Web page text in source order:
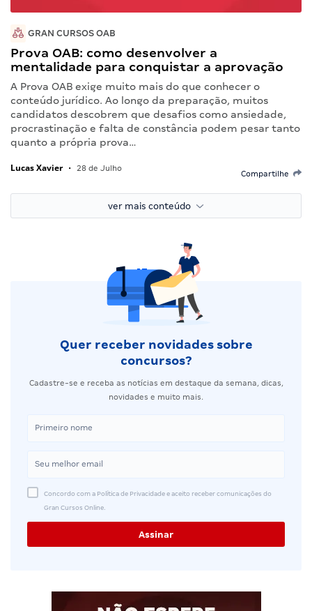
GRAN CURSOS OAB
Prova OAB: como desenvolver a
mentalidade para conquistar a aprovação
A Prova OAB exige muito mais do que conhecer o
conteúdo jurídico. Ao longo da preparação, muitos
candidatos descobrem que desafios como ansiedade,
procrastinação e falta de constância podem pesar tanto
quanto a própria prova…
Lucas Xavier • 28 de Julho
Compartilhe
ver mais conteúdo
Quer receber novidades sobre
concursos?
Cadastre-se e receba as notícias em destaque da semana, dicas,
novidades e muito mais.
Concordo com a Política de Privacidade e aceito receber comunicações do
Gran Cursos Online.